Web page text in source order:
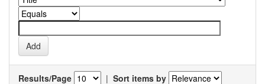
Results/Page | Sort items by